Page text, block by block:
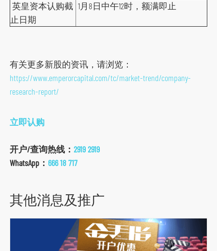
英皇资本认购截
止日期
1月8日中午12时，额满即止
有关更多新股的资讯，请浏览：
https://www.emperorcapital.com/tc/market-trend/company-
research-report/
立即认购
开户/查询热线： 2919 2919
WhatsApp： 666 18 717
其他消息及推广